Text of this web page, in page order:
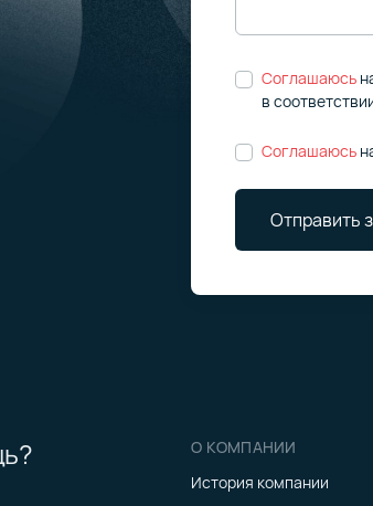
Соглашаюсь
в
Соглашаюсь
Отправить
О КОМПАНИИ
История компании